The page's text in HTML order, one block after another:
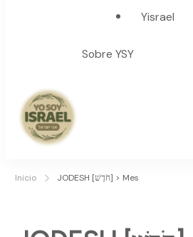
Yisrael
Sobre YSY
"La suma de tu palabra,
Inicio JODESH [חֹדֶשׁ] > Mes